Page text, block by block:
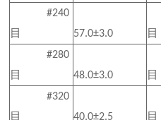
#240
目 57.0±3.0 目
#280
目 48.0±3.0 目
#320
目 40.0±2.5 目